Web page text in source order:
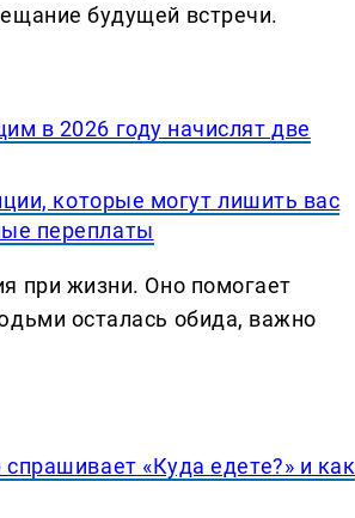
будущей встречи.
в 2026 году начислят две
которые могут лишить вас
переплаты
при жизни. Оно помогает
осталась обида, важно
«Куда едете?» и как